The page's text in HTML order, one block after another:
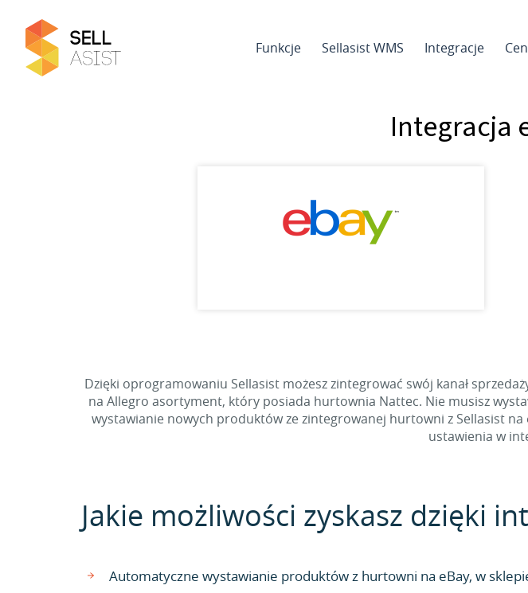
Funkcje Sellasist WMS Integracje
Integracja
Dzięki oprogramowaniu Sellasist możesz zintegrować swój kanał
na Allegro asortyment, który posiada hurtownia Nattec. Nie musisz
wystawianie nowych produktów ze zintegrowanej hurtowni z Sellasist
ustawienia w
Jakie możliwości zyskasz dzięki
Automatyczne wystawianie produktów z hurtowni na eBay, w